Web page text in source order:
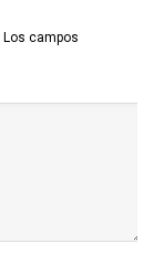
Los campos